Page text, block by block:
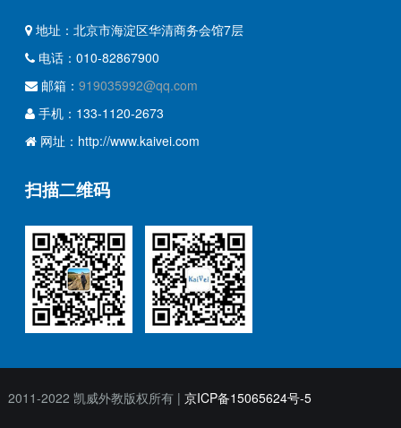
地址：北京市海淀区华清商务会馆7层
电话：010-82867900
邮箱：919035992@qq.com
手机：133-1120-2673
网址：http://www.kaivei.com
扫描二维码
2011-2022 凯威外教版权所有 | 京ICP备15065624号-5